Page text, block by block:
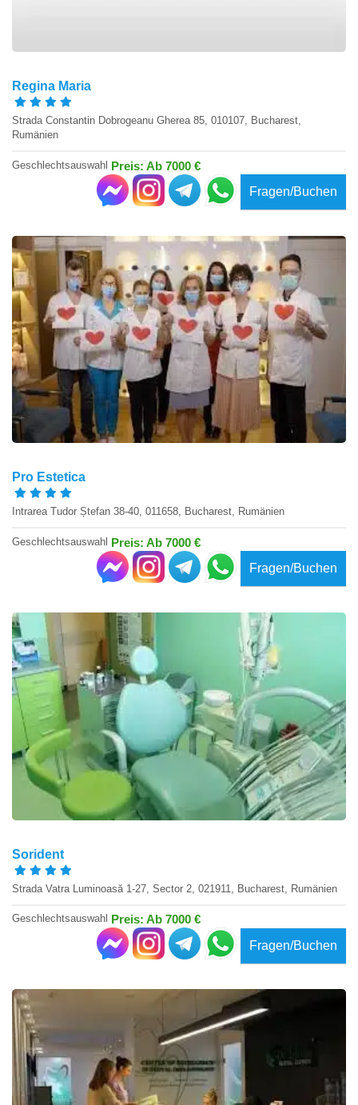
Regina Maria
Strada Constantin Dobrogeanu Gherea 85, 010107, Bucharest,
Rumänien
Geschlechtsauswahl Preis: Ab 7000 €
Fragen/Buchen
Pro Estetica
Intrarea Tudor Ștefan 38-40, 011658, Bucharest, Rumänien
Geschlechtsauswahl Preis: Ab 7000 €
Fragen/Buchen
Sorident
Strada Vatra Luminoasă 1-27, Sector 2, 021911, Bucharest, Rumänien
Geschlechtsauswahl Preis: Ab 7000 €
Fragen/Buchen